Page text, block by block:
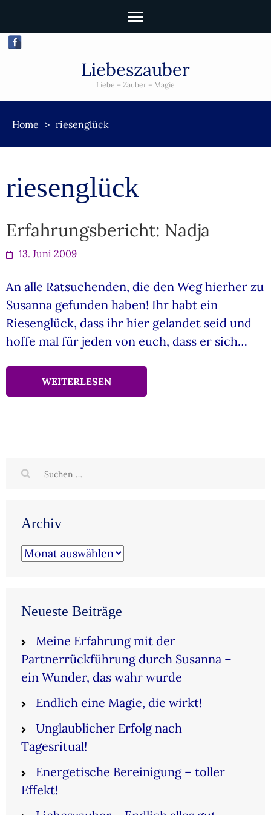
Liebeszauber
Liebe – Zauber – Magie
Home > riesenglück
riesenglück
Erfahrungsbericht: Nadja
13. Juni 2009
An alle Ratsuchenden, die den Weg hierher zu
Susanna gefunden haben! Ihr habt ein
Riesenglück, dass ihr hier gelandet seid und
hoffe mal für jeden von euch, dass er sich…
WEITERLESEN
Suchen
Archiv
Archiv
Neueste Beiträge
Meine Erfahrung mit der
Partnerrückführung durch Susanna –
ein Wunder, das wahr wurde
Endlich eine Magie, die wirkt!
Unglaublicher Erfolg nach
Tagesritual!
Energetische Bereinigung – toller
Effekt!